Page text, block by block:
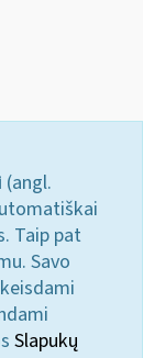
(angl.
Taip pat
Savo
Slapukų